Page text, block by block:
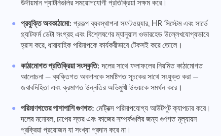
উদীয়মান প্যাটার্নগুলির সময়োপযোগী প্রতিক্রিয়া সক্ষম করে।
প্রযুক্তি অবকাঠামো: প্রকল্প ব্যবস্থাপনা সফটওয়্যার, HR সিস্টেম এবং সার্ভে
প্ল্যাটফর্ম ডেটা সংগ্রহ এবং বিশ্লেষণের ম্যানুয়াল ওভারহেড উল্লেখযোগ্যভাবে
হ্রাস করে, ধারাবাহিক পরিমাপকে কার্যকরীভাবে টেকসই করে তোলে।
কাঠামোগত প্রতিক্রিয়া সংস্কৃতি:দলের সাথে ফলাফলের নিয়মিত কাঠামোগত
আলোচনা — ব্যক্তিগত অবদানকে সমষ্টিগত সূচকের সাথে সংযুক্ত করা —
জবাবদিহিতা এবং ক্রমাগত উন্নতির অভিমুখী উভয়কে সমর্থন করে।
পরিমাণগতের পাশাপাশি গুণগত: মেট্রিক্স পরিমাপযোগ্য আউটপুট ক্যাপচার করে।
দলের মনোবল, চাপের স্তর এবং কাজের সম্পর্কগুলির জন্য গুণগত মূল্যায়ন
প্রক্রিয়া প্রয়োজন যা সংখ্যা প্রদান করে না।